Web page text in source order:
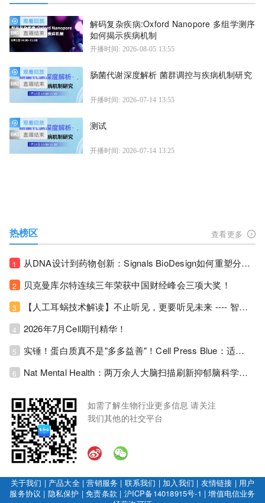
解码复杂疾病:Oxford Nanopore 多组学测序
如何揭示疾病机制
开播时间: 2026-08-05 13:55
肠菌代谢深度解析 菌群调控与疾病机制研究
开播时间: 2026-07-14 13:55
测试
开播时间: 2026-07-14 13:25
热榜区 查看更多
1 从DNA设计到药物创新：Signals BioDesign如何重塑分子生物学研发生态！
2 贝克曼库尔特连续三年荣获中国财经峰会三项大奖！
3 【人工耳蜗技术解读】不止听见，更要听见未来 ---- 智能耳蜗，开启人工耳蜗技术新纪元！
4 2026年7月Cell期刊精华！
5 实锤！蛋白质真不是"多多益善"！Cell Press Blue：适度限蛋白，反而拉长健康寿命！
6 Nat Mental Health：两万余人大脑扫描刷新抑郁脑科学认知！抑郁不只是情绪病，视觉、运动脑区同步受损！
如需了解生物行业更多信息 请关注
我们其他的社交平台
关于我们 | 产品大全|营销服务 | 联系我们 | 加入我们 | 友情链接 | 用户
服务协议 | 隐私保护 |免责条款 | 沪ICP备14018915号-1 |增值电信业务